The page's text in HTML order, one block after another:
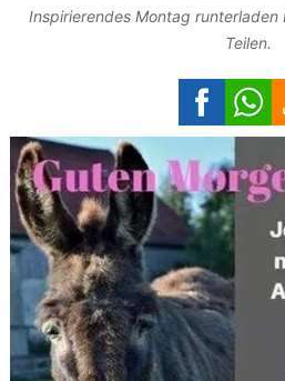
Inspirierendes Montag runterladen
Teilen.